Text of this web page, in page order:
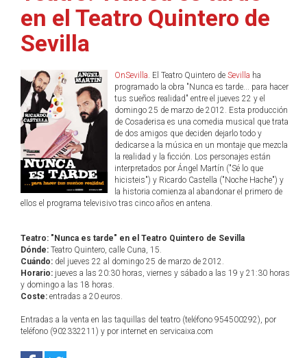
en el Teatro Quintero de
Sevilla
OnSevilla. El Teatro Quintero de Sevilla ha
programado la obra "Nunca es tarde... para hacer
tus sueños realidad" entre el jueves 22 y el
domingo 25 de marzo de 2012. Esta producción
de Cosaderisa es una comedia musical que trata
de dos amigos que deciden dejarlo todo y
dedicarse a la música en un montaje que mezcla
la realidad y la ficción. Los personajes están
interpretados por Ángel Martín ("Sé lo que
hicisteis") y Ricardo Castella ("Noche Hache") y
la historia comienza al abandonar el primero de
ellos el programa televisivo tras cinco años en antena.
Teatro: "Nunca es tarde" en el Teatro Quintero de Sevilla
Dónde: Teatro Quintero, calle Cuna, 15.
Cuándo: del jueves 22 al domingo 25 de marzo de 2012.
Horario: jueves a las 20:30 horas, viernes y sábado a las 19 y 21:30 horas
y domingo a las 18 horas.
Coste: entradas a 20 euros.
Entradas a la venta en las taquillas del teatro (teléfono 954500292), por
teléfono (902332211) y por internet en servicaixa.com